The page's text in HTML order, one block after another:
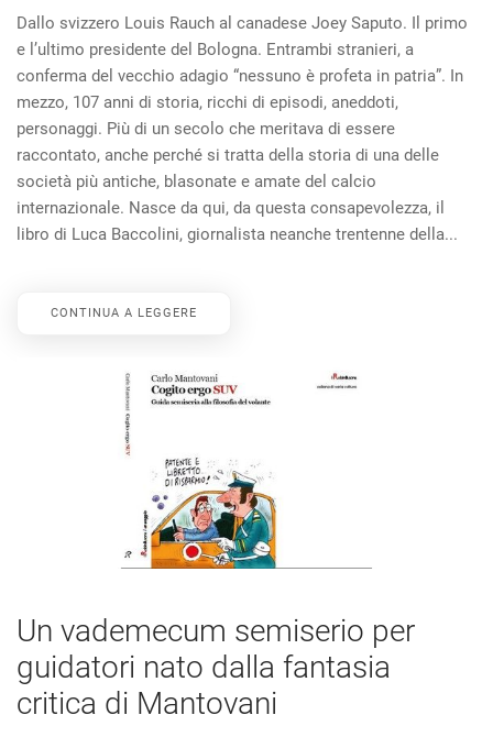
Dallo svizzero Louis Rauch al canadese Joey Saputo. Il primo
e l’ultimo presidente del Bologna. Entrambi stranieri, a
conferma del vecchio adagio “nessuno è profeta in patria”. In
mezzo, 107 anni di storia, ricchi di episodi, aneddoti,
personaggi. Più di un secolo che meritava di essere
raccontato, anche perché si tratta della storia di una delle
società più antiche, blasonate e amate del calcio
internazionale. Nasce da qui, da questa consapevolezza, il
libro di Luca Baccolini, giornalista neanche trentenne della...
CONTINUA A LEGGERE
Un vademecum semiserio per
guidatori nato dalla fantasia
critica di Mantovani